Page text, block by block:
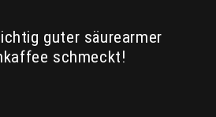
guter säurearmer
schmeckt!